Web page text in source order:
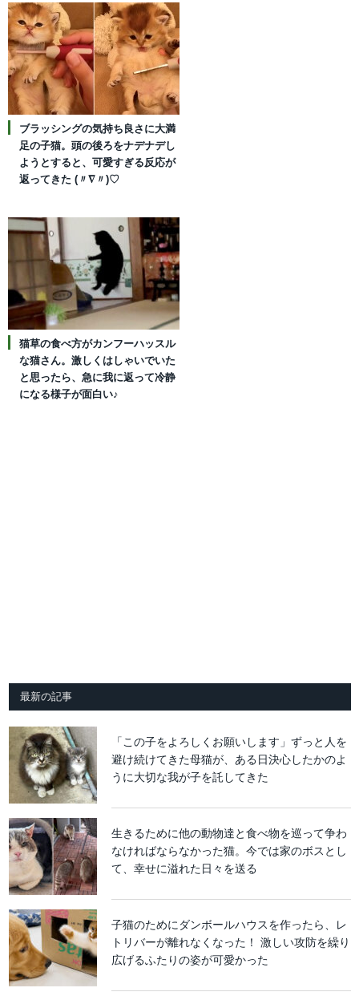
ブラッシングの気持ち良さに大満
足の子猫。頭の後ろをナデナデし
ようとすると、可愛すぎる反応が
返ってきた (〃∇〃)♡
猫草の食べ方がカンフーハッスル
な猫さん。激しくはしゃいでいた
と思ったら、急に我に返って冷静
になる様子が面白い♪
最新の記事
「この子をよろしくお願いします」ずっと人を
避け続けてきた母猫が、ある日決心したかのよ
うに大切な我が子を託してきた
生きるために他の動物達と食べ物を巡って争わ
なければならなかった猫。今では家のボスとし
て、幸せに溢れた日々を送る
子猫のためにダンボールハウスを作ったら、レ
トリバーが離れなくなった！ 激しい攻防を繰り
広げるふたりの姿が可愛かった